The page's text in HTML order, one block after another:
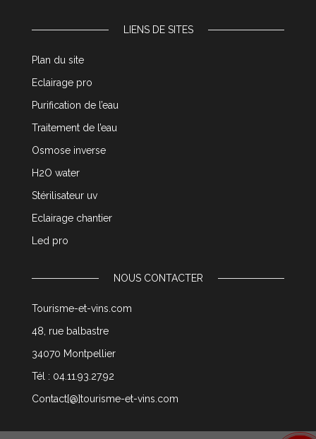
LIENS DE SITES
Plan du site
Eclairage pro
Purification de l’eau
Traitement de l’eau
Osmose inverse
H2O water
Stérilisateur uv
Eclairage chantier
Led pro
NOUS CONTACTER
Tourisme-et-vins.com
48, rue balbastre
34070 Montpellier
Tél : 04.11.93.27.92
Contact[@]tourisme-et-vins.com